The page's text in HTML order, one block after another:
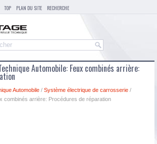
TOP PLAN DU SITE RECHERCHE
Automobile: Feux combinés arrière:
Automobile / Système électrique de carrosserie /
combinés arrière: Procédures de réparation